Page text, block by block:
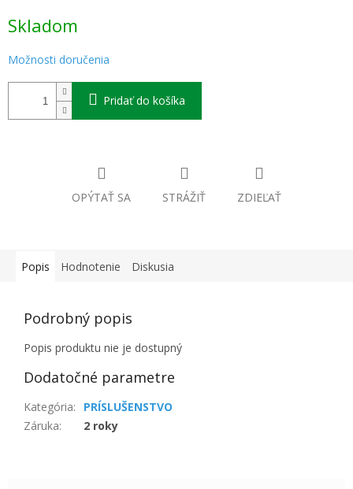
cena:
Skladom
Možnosti doručenia
Pridať do košíka
OPÝTAŤ SA STRÁŽIŤ ZDIEĽAŤ
Popis Hodnotenie Diskusia
Podrobný popis
Popis produktu nie je dostupný
Dodatočné parametre
Kategória:
PRÍSLUŠENSTVO
Záruka: 2 roky